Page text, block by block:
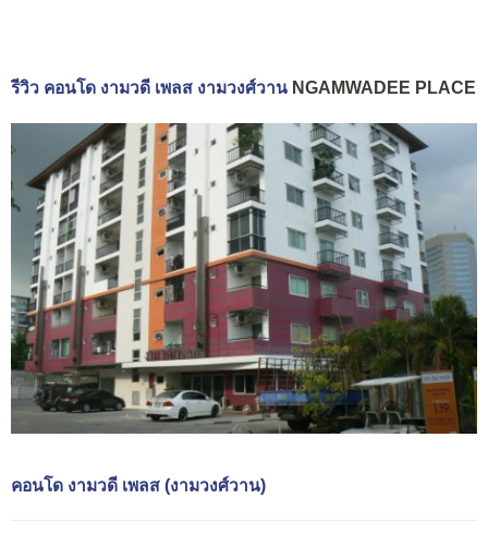
รีวิว คอนโด งามวดี เพลส งามวงศ์วาน NGAMWADEE PLACE
คอนโด งามวดี เพลส (งามวงศ์วาน)